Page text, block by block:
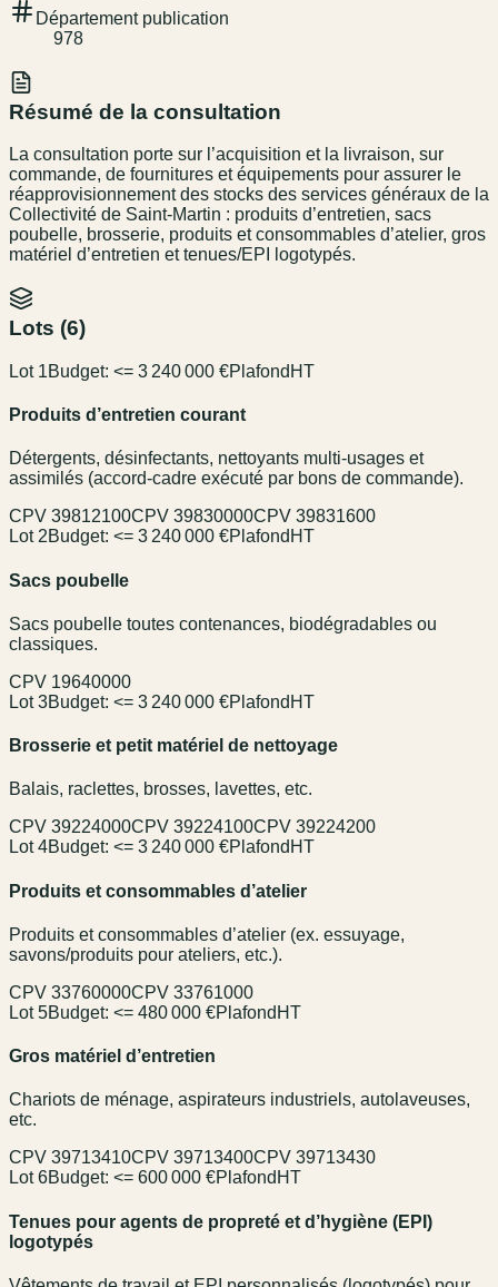
Département publication
978
Résumé de la consultation
La consultation porte sur l’acquisition et la livraison, sur
commande, de fournitures et équipements pour assurer le
réapprovisionnement des stocks des services généraux de la
Collectivité de Saint-Martin : produits d’entretien, sacs
poubelle, brosserie, produits et consommables d’atelier, gros
matériel d’entretien et tenues/EPI logotypés.
Lots (6)
Lot 1Budget: <= 3 240 000 €Plafond HT
Produits d’entretien courant
Détergents, désinfectants, nettoyants multi-usages et
assimilés (accord-cadre exécuté par bons de commande).
CPV 39812100CPV 39830000CPV 39831600
Lot 2Budget: <= 3 240 000 €Plafond HT
Sacs poubelle
Sacs poubelle toutes contenances, biodégradables ou
classiques.
CPV 19640000
Lot 3Budget: <= 3 240 000 €Plafond HT
Brosserie et petit matériel de nettoyage
Balais, raclettes, brosses, lavettes, etc.
CPV 39224000CPV 39224100CPV 39224200
Lot 4Budget: <= 3 240 000 €Plafond HT
Produits et consommables d’atelier
Produits et consommables d’atelier (ex. essuyage,
savons/produits pour ateliers, etc.).
CPV 33760000CPV 33761000
Lot 5Budget: <= 480 000 €Plafond HT
Gros matériel d’entretien
Chariots de ménage, aspirateurs industriels, autolaveuses,
etc.
CPV 39713410CPV 39713400CPV 39713430
Lot 6Budget: <= 600 000 €Plafond HT
Tenues pour agents de propreté et d’hygiène (EPI)
logotypés